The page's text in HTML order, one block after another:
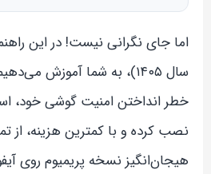
اما جای نگرانی نیست! در این
سال ۱۴۰۵)، به شما آموزش
خطر انداختن امنیت گوشی خود،
نصب کرده و با کمترین هزینه، از
هیجان‌انگیز نسخه پریمیوم روی